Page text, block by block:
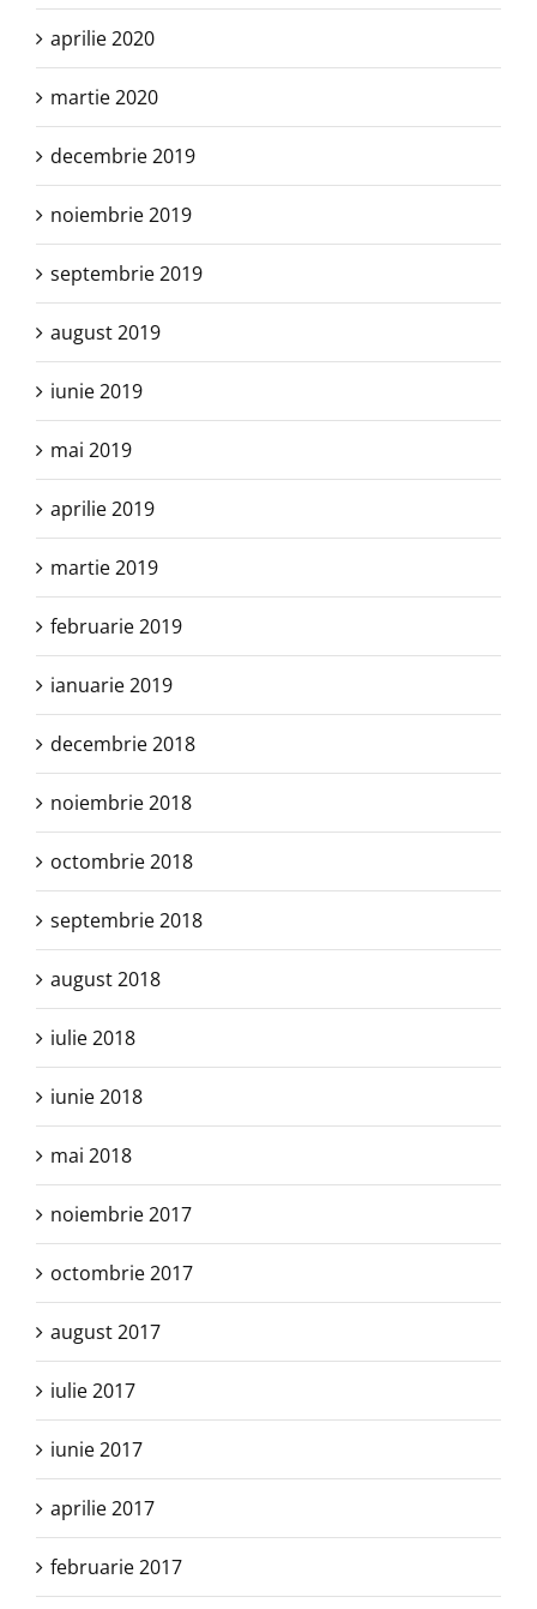
aprilie 2020
martie 2020
decembrie 2019
noiembrie 2019
septembrie 2019
august 2019
iunie 2019
mai 2019
aprilie 2019
martie 2019
februarie 2019
ianuarie 2019
decembrie 2018
noiembrie 2018
octombrie 2018
septembrie 2018
august 2018
iulie 2018
iunie 2018
mai 2018
noiembrie 2017
octombrie 2017
august 2017
iulie 2017
iunie 2017
aprilie 2017
februarie 2017